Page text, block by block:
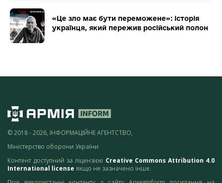
«Це зло має бути переможене»: історія
українця, який пережив російський полон
© 2018 - 2026, ІНФОРМАЦІЙНЕ АГЕНТСТВО,
Міністерство оборони України
Контент доступний за ліцензією Creative Commons Attribution 4.0
International license якщо не зазначено інше.